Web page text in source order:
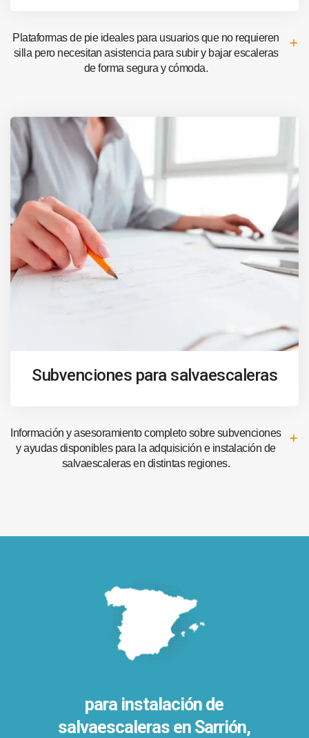
Plataformas de pie ideales para usuarios que no requieren
silla pero necesitan asistencia para subir y bajar escaleras
de forma segura y cómoda.
Subvenciones para salvaescaleras
Información y asesoramiento completo sobre subvenciones
y ayudas disponibles para la adquisición e instalación de
salvaescaleras en distintas regiones.
para instalación de
salvaescaleras en Sarrión,